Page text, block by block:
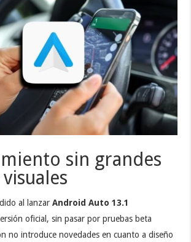
sin grandes
al lanzarAndroid Auto 13.1
oficial, sin pasar por pruebas beta
no introduce novedades en cuanto a diseño